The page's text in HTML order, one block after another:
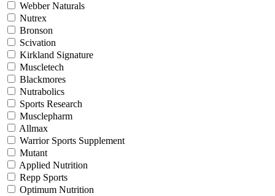
Webber Naturals
Nutrex
Bronson
Scivation
Kirkland Signature
Muscletech
Blackmores
Nutrabolics
Sports Research
Musclepharm
Allmax
Warrior Sports Supplement
Mutant
Applied Nutrition
Repp Sports
Optimum Nutrition